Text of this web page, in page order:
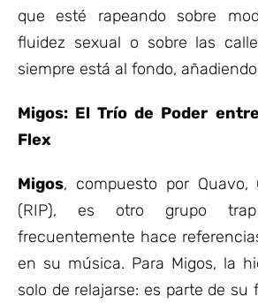
que esté rapeando sobre
fluidez sexual o sobre las
siempre está al fondo,
Migos: El Trío de Poder
Flex
Migos, compuesto por Quavo,
(RIP), es otro grupo
frecuentemente hace
en su música. Para Migos, la
solo de relajarse: es parte de su